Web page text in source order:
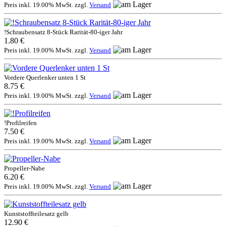
Preis inkl. 19.00% MwSt. zzgl. Versand
!Schraubensatz 8-Stück Rarität-80-iger Jahr
1.80 €
Preis inkl. 19.00% MwSt. zzgl. Versand
Vordere Querlenker unten 1 St
8.75 €
Preis inkl. 19.00% MwSt. zzgl. Versand
!Profilreifen
7.50 €
Preis inkl. 19.00% MwSt. zzgl. Versand
Propeller-Nabe
6.20 €
Preis inkl. 19.00% MwSt. zzgl. Versand
Kunststoffteilesatz gelb
12.90 €